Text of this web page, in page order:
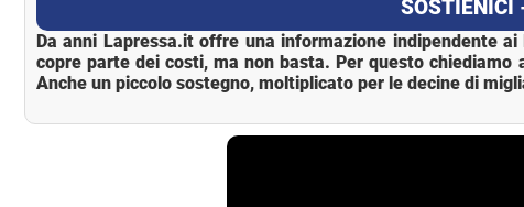
SOSTIENICI
Da anni Lapressa.it offre una informazione indipendente
copre parte dei costi, ma non basta. Per questo
Anche un piccolo sostegno, moltiplicato per le decine di